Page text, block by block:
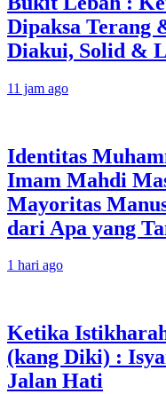
Dipaksa Terang
Diakui, Solid &
11 jam ago
Identitas
Imam Mahdi
Mayoritas
dari Apa yang
1 hari ago
Ketika
(kang Diki) :
Jalan Hati